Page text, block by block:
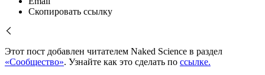
Скопировать ссылку
Этот пост добавлен читателем Naked Science в раздел
«Сообщество». Узнайте как это сделать по ссылке.